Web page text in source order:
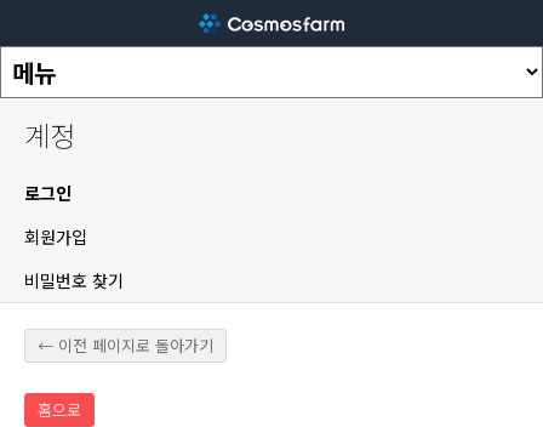
계정
로그인
회원가입
비밀번호 찾기
← 이전 페이지로 돌아가기
홈으로